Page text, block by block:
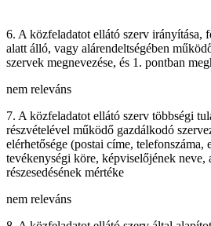
6. A közfeladatot ellátó szerv irányítása,
alatt álló, vagy alárendeltségében
szervek megnevezése, és 1. pontban
nem releváns
7. A közfeladatot ellátó szerv többségi
részvételével működő gazdálkodó
elérhetősége (postai címe,
tevékenységi köre, képviselőjének neve,
részesedésének mértéke
nem releváns